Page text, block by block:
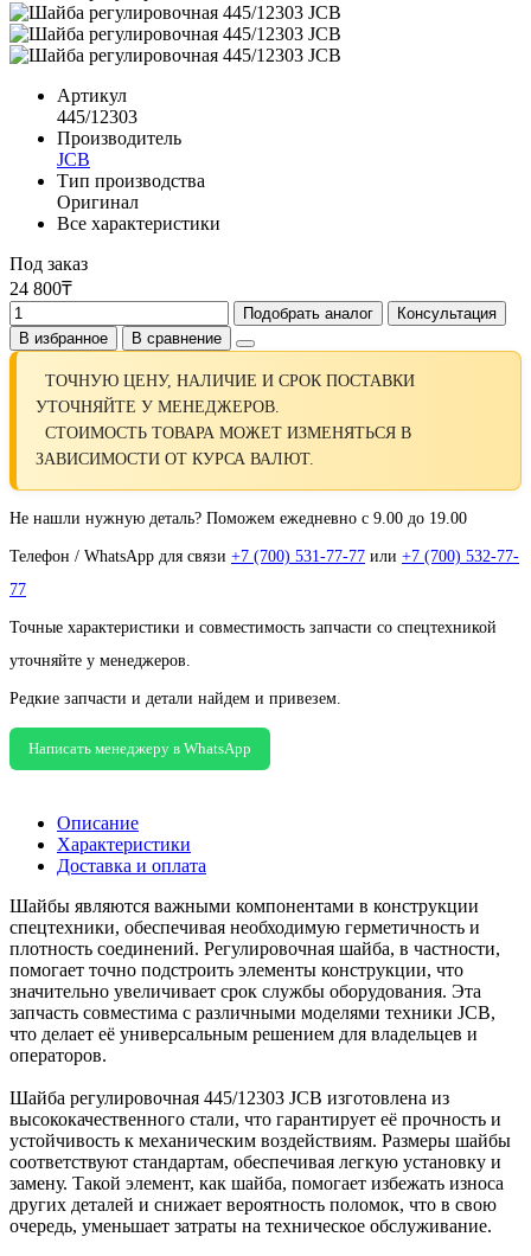
Артикул
445/12303
Производитель
JCB
Тип производства
Оригинал
Все характеристики
Под заказ
24 800₸
Подобрать аналог
Консультация
В избранное
В сравнение
ТОЧНУЮ ЦЕНУ, НАЛИЧИЕ И СРОК ПОСТАВКИ
УТОЧНЯЙТЕ У МЕНЕДЖЕРОВ.
СТОИМОСТЬ ТОВАРА МОЖЕТ ИЗМЕНЯТЬСЯ В
ЗАВИСИМОСТИ ОТ КУРСА ВАЛЮТ.
Не нашли нужную деталь? Поможем ежедневно с 9.00 до 19.00
Телефон / WhatsApp для связи +7 (700) 531-77-77 или +7 (700) 532-77-
77
Точные характеристики и совместимость запчасти со спецтехникой
уточняйте у менеджеров.
Редкие запчасти и детали найдем и привезем.
Написать менеджеру в WhatsApp
Описание
Характеристики
Доставка и оплата
Шайбы являются важными компонентами в конструкции
спецтехники, обеспечивая необходимую герметичность и
плотность соединений. Регулировочная шайба, в частности,
помогает точно подстроить элементы конструкции, что
значительно увеличивает срок службы оборудования. Эта
запчасть совместима с различными моделями техники JCB,
что делает её универсальным решением для владельцев и
операторов.
Шайба регулировочная 445/12303 JCB изготовлена из
высококачественного стали, что гарантирует её прочность и
устойчивость к механическим воздействиям. Размеры шайбы
соответствуют стандартам, обеспечивая легкую установку и
замену. Такой элемент, как шайба, помогает избежать износа
других деталей и снижает вероятность поломок, что в свою
очередь, уменьшает затраты на техническое обслуживание.